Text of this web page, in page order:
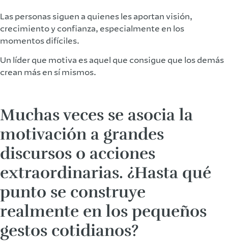
Las personas siguen a quienes les aportan visión,
crecimiento y confianza, especialmente en los
momentos difíciles.
Un líder que motiva es aquel que consigue que los demás
crean más en sí mismos.
Muchas veces se asocia la
motivación a grandes
discursos o acciones
extraordinarias. ¿Hasta qué
punto se construye
realmente en los pequeños
gestos cotidianos?